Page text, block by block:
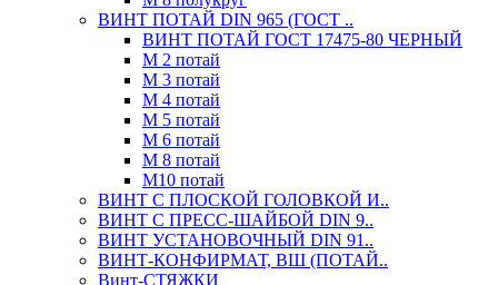
ВИНТ ПОТАЙ DIN 965 (ГОСТ ..
ВИНТ ПОТАЙ ГОСТ 17475-80 ЧЕРНЫЙ
М 2 потай
М 3 потай
М 4 потай
М 5 потай
М 6 потай
М 8 потай
М10 потай
ВИНТ С ПЛОСКОЙ ГОЛОВКОЙ И..
ВИНТ С ПРЕСС-ШАЙБОЙ DIN 9..
ВИНТ УСТАНОВОЧНЫЙ DIN 91..
ВИНТ-КОНФИРМАТ, ВШ (ПОТАЙ..
Винт-СТЯЖКИ